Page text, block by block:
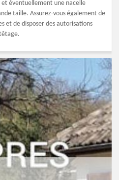
éventuellement une nacelle
taille. Assurez-vous également de
et de disposer des autorisations